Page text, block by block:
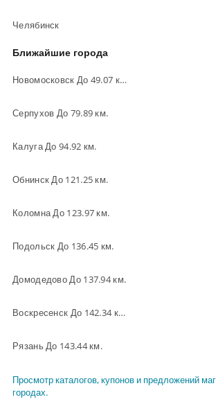
Челябинск
Ближайшие города
Новомосковск До 49.07 км.
Серпухов До 79.89 км.
Калуга До 94.92 км.
Обнинск До 121.25 км.
Коломна До 123.97 км.
Подольск До 136.45 км.
Домодедово До 137.94 км.
Воскресенск До 142.34 км.
Рязань До 143.44 км.
Просмотр каталогов, купонов и предложений
городах.